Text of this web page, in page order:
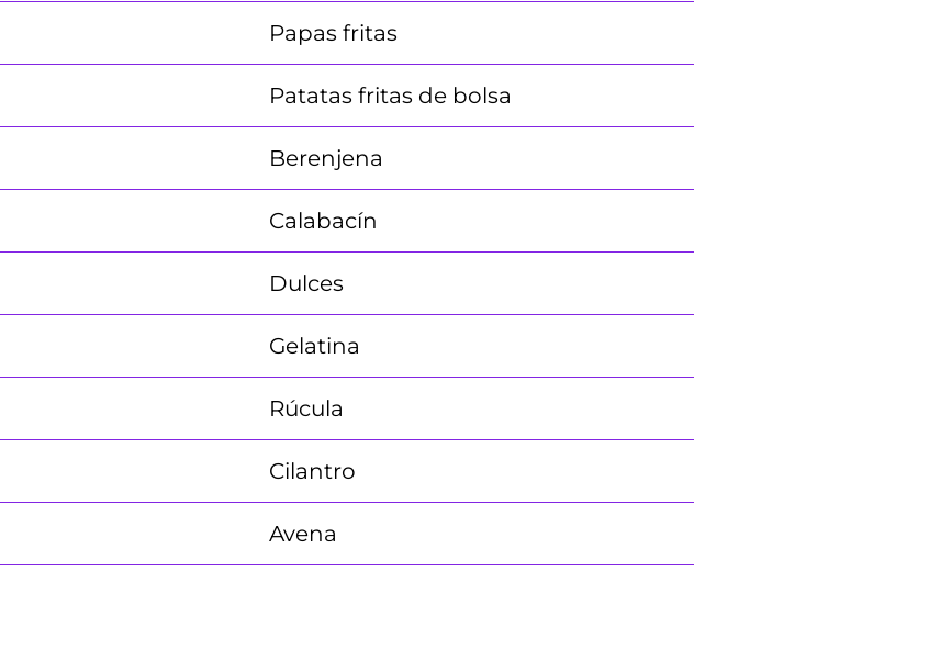
Papas fritas
Patatas fritas de bolsa
Berenjena
Calabacín
Dulces
Gelatina
Rúcula
Cilantro
Avena